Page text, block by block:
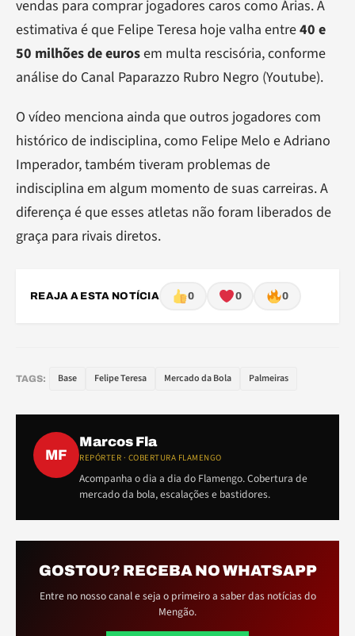
vendas para comprar jogadores caros como Árias. A
estimativa é que Felipe Teresa hoje valha entre40 e
50 milhões de eurosem multa rescisória, conforme
análise do Canal Paparazzo Rubro Negro (Youtube).
O vídeo menciona ainda que outros jogadores com
histórico de indisciplina, como Felipe Melo e Adriano
Imperador, também tiveram problemas de
indisciplina em algum momento de suas carreiras. A
diferença é que esses atletas não foram liberados de
graça para rivais diretos.
REAJA A ESTA NOTÍCIA 0 0 0
TAGS: Base Felipe Teresa Mercado da Bola Palmeiras
MF
Marcos Fla
REPÓRTER · COBERTURA FLAMENGO
Acompanha o dia a dia do Flamengo. Cobertura de
mercado da bola, escalações e bastidores.
GOSTOU? RECEBA NO WHATSAPP
Entre no nosso canal e seja o primeiro a saber das notícias do
Mengão.